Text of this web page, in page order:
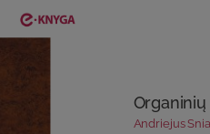
Andriejus